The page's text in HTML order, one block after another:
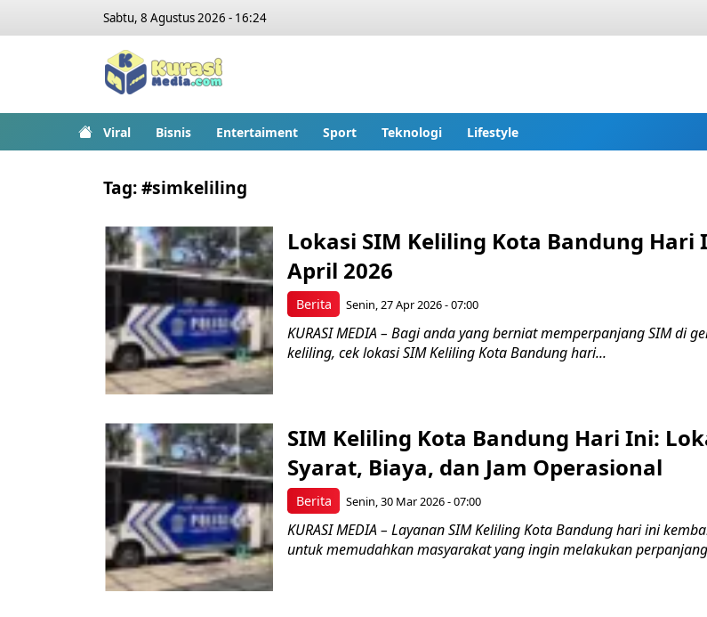
Sabtu, 8 Agustus 2026 - 16:24
Viral Bisnis Entertaiment Sport Teknologi Lifestyle
Tag:#simkeliling
Berita
Lokasi SIM Keliling Kota Bandung Hari
April 2026
Senin, 27 Apr 2026 - 07:00
KURASI MEDIA – Bagi anda yang berniat memperpanjang SIM di
keliling, cek lokasi SIM Keliling Kota Bandung hari...
Berita
SIM Keliling Kota Bandung Hari Ini:
Syarat, Biaya, dan Jam Operasional
Senin, 30 Mar 2026 - 07:00
KURASI MEDIA – Layanan SIM Keliling Kota Bandung hari ini
untuk memudahkan masyarakat yang ingin melakukan